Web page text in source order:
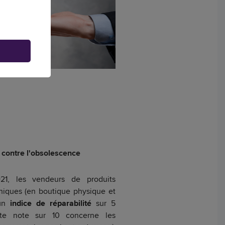
l'obsolescence
les vendeurs de produits
(en boutique physique et
indice de réparabilitésur 5
note sur 10 concerne les